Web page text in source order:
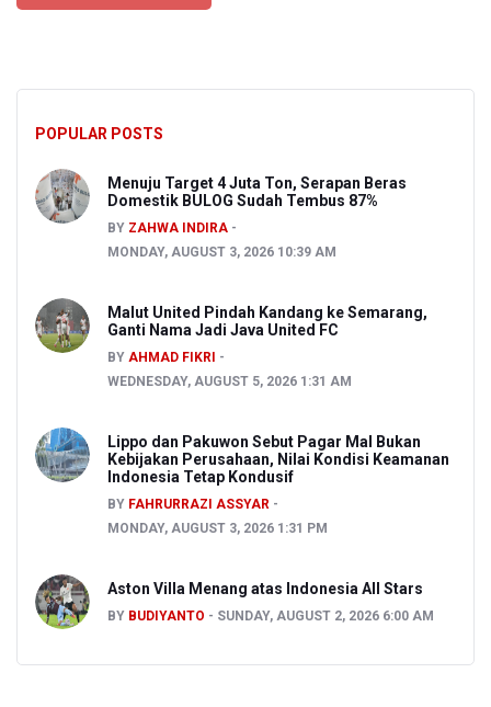
POPULAR POSTS
Menuju Target 4 Juta Ton, Serapan Beras
Domestik BULOG Sudah Tembus 87%
BY ZAHWA INDIRA
MONDAY, AUGUST 3, 2026 10:39 AM
Malut United Pindah Kandang ke Semarang,
Ganti Nama Jadi Java United FC
BY AHMAD FIKRI
WEDNESDAY, AUGUST 5, 2026 1:31 AM
Lippo dan Pakuwon Sebut Pagar Mal Bukan
Kebijakan Perusahaan, Nilai Kondisi Keamanan
Indonesia Tetap Kondusif
BY FAHRURRAZI ASSYAR
MONDAY, AUGUST 3, 2026 1:31 PM
Aston Villa Menang atas Indonesia All Stars
BY BUDIYANTO SUNDAY, AUGUST 2, 2026 6:00 AM